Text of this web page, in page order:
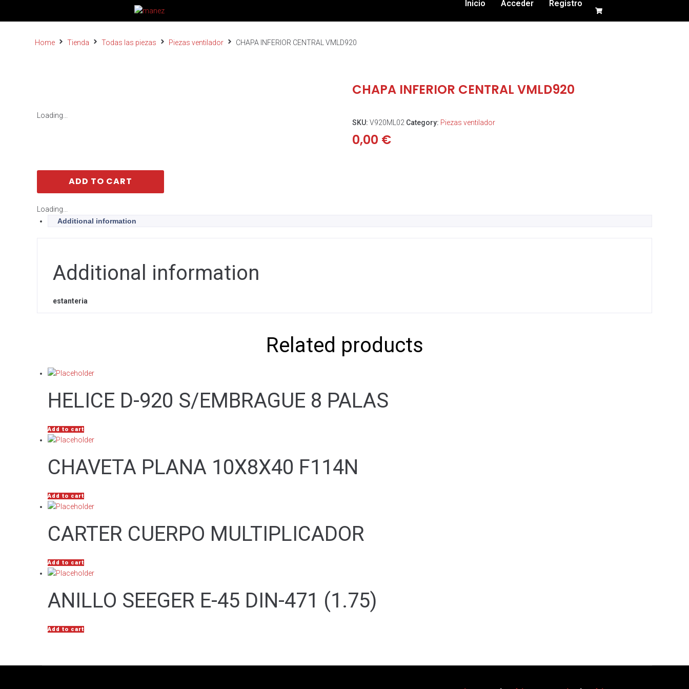
Inicio Acceder Registro
Home Tienda Todas las piezas Piezas ventilador CHAPA INFERIOR CENTRAL VMLD920
Loading...
CHAPA INFERIOR CENTRAL VMLD920
SKU: V920ML02 Category: Piezas ventilador
0,00 €
ADD TO CART
Loading...
Additional information
Additional information
estanteria
Related products
HELICE D-920 S/EMBRAGUE 8 PALAS
Add to cart
CHAVETA PLANA 10X8X40 F114N
Add to cart
CARTER CUERPO MULTIPLICADOR
Add to cart
ANILLO SEEGER E-45 DIN-471 (1.75)
Add to cart